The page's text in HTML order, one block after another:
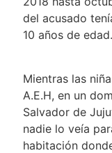
del acusado
10 años
Mientras las
A.E.H, en un
Salvador de
nadie lo veía
habitación